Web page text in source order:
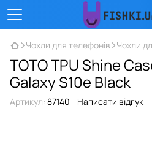
Чохли для телефонів Чохли
TOTO TPU Shine
Galaxy S10e Black
Артикул: 87140 Написати відгук